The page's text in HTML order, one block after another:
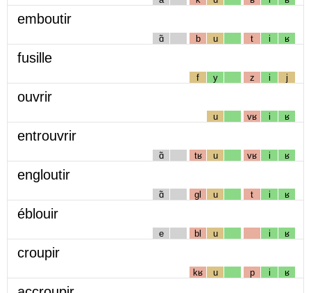
emboutir
ɑ̃ b u t i ʁ
fusille
f y z i j
ouvrir
u vʁ i ʁ
entrouvrir
ɑ̃ tʁ u vʁ i ʁ
engloutir
ɑ̃ gl u t i ʁ
éblouir
e bl u i ʁ
croupir
kʁ u p i ʁ